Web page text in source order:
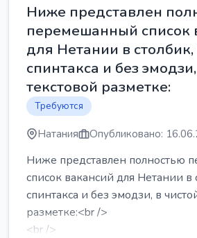
Ниже представлен
перемешанный список
для Нетании в столбик,
спинтакса и без
текстовой разметке:
Требуются
Натания Опубликовано:
Ниже представлен полностью
список вакансий для Нетании в
спинтакса и без эмодзи, в
разметке:<br />
<br />